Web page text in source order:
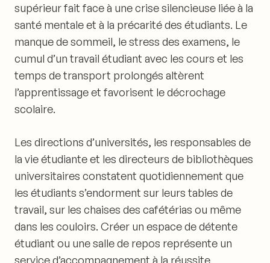
supérieur fait face à une crise silencieuse liée à la
santé mentale et à la précarité des étudiants. Le
manque de sommeil, le stress des examens, le
cumul d’un travail étudiant avec les cours et les
temps de transport prolongés altèrent
l’apprentissage et favorisent le décrochage
scolaire.
Les directions d’universités, les responsables de
la vie étudiante et les directeurs de bibliothèques
universitaires constatent quotidiennement que
les étudiants s’endorment sur leurs tables de
travail, sur les chaises des cafétérias ou même
dans les couloirs. Créer un espace de détente
étudiant ou une salle de repos représente un
service d’accompagnement à la réussite